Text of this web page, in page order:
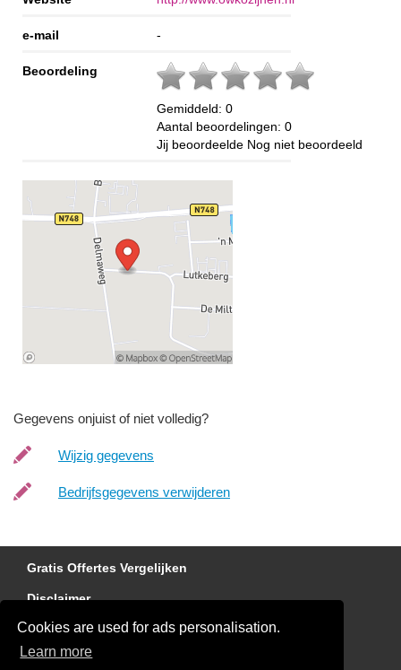
Cookies are used for ads personalisation.
Learn more
e-mail -
Beoordeling
Gemiddeld: 0
Aantal beoordelingen: 0
Jij beoordeelde Nog niet beoordeeld
Gegevens onjuist of niet volledig?
Wijzig gegevens
Bedrijfsgegevens verwijderen
Gratis Offertes Vergelijken
Disclaimer
Dakdekker gezocht?
Blog